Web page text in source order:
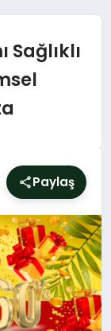
Sağlıklı
Paylaş